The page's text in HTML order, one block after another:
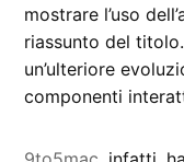
mostrare l’uso
riassunto del
un’ulteriore
componenti